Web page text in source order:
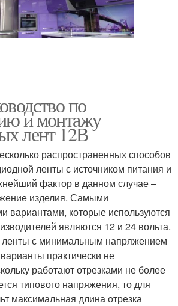
по
и монтажу
лент 12В
распространенных способов
ленты с источником питания и
фактор в данном случае –
изделия. Самыми
вариантами, которые используются
являются 12 и 24 вольта.
ленты с минимальным напряжением
практически не
работают отрезками не более
типового напряжения, то для
максимальная длина отрезка